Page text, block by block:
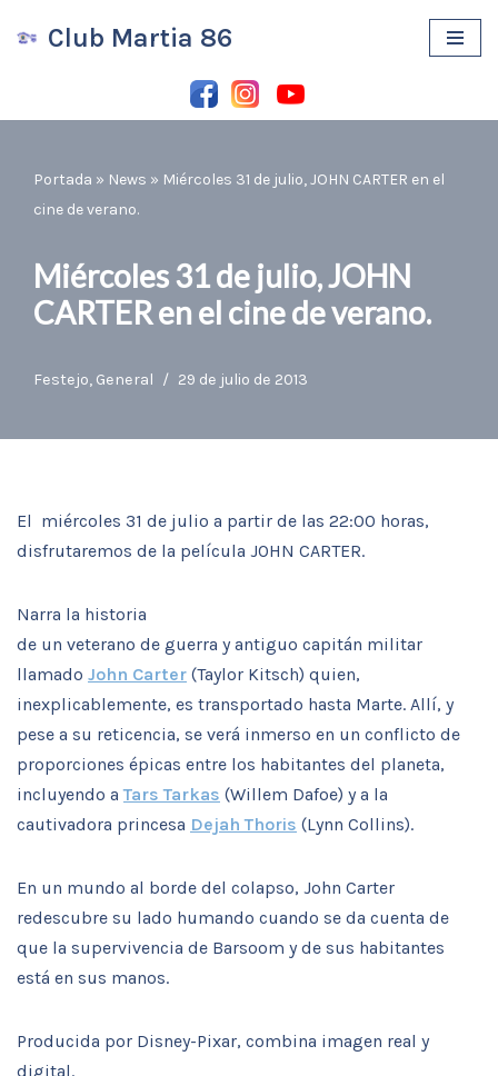
contenido
Club Martia 86
Portada » News » Miércoles 31 de julio, JOHN CARTER en el
cine de verano.
Miércoles 31 de julio, JOHN
CARTER en el cine de verano.
Festejo, General 29 de julio de 2013
El miércoles 31 de julio a partir de las 22:00 horas,
disfrutaremos de la película JOHN CARTER.
Narra la historia
de un veterano de guerra y antiguo capitán militar
llamado John Carter (Taylor Kitsch) quien,
inexplicablemente, es transportado hasta Marte. Allí, y
pese a su reticencia, se verá inmerso en un conflicto de
proporciones épicas entre los habitantes del planeta,
incluyendo aTars Tarkas (Willem Dafoe) y a la
cautivadora princesa Dejah Thoris (Lynn Collins).
En un mundo al borde del colapso, John Carter
redescubre su lado humando cuando se da cuenta de
que la supervivencia de Barsoom y de sus habitantes
está en sus manos.
Producida por Disney-Pixar, combina imagen real y
digital.